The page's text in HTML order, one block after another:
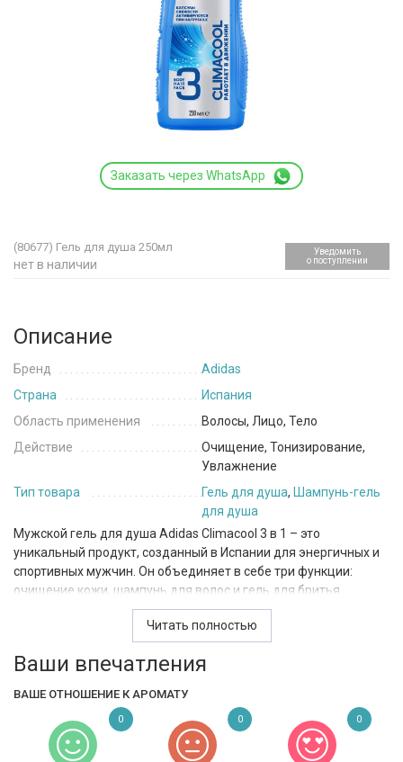
Заказать через WhatsApp
(80677) Гель для душа 250мл
нет в наличии
Уведомить
о поступлении
Описание
Бренд
Adidas
Страна
Испания
Область применения
Волосы, Лицо, Тело
Действие
Очищение, Тонизирование,
Увлажнение
Тип товара
Гель для душа, Шампунь-гель
для душа
Мужской гель для душа Adidas Climacool 3 в 1 – это
уникальный продукт, созданный в Испании для энергичных и
спортивных мужчин. Он объединяет в себе три функции:
очищение кожи, шампунь для волос и гель для бритья.
Формула геля насыщена природными экстрактами мяты,
эвкалипта и листьев зеленого чая, которые обеспечивают
непревзойденное ощущение свежести и прохлады на коже.
поднимет настроение на весь день.
Данный гель не только ухаживает за волосами и кожей, но и
провоцирует на активный образ жизни благодаря своей
Читать полностью
Ваши впечатления
ВАШЕ ОТНОШЕНИЕ К АРОМАТУ
0 0 0